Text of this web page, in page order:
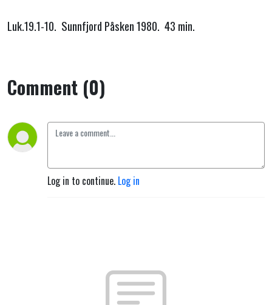
Luk.19.1-10. Sunnfjord Påsken 1980. 43 min.
Comment (0)
Log in to continue. Log in